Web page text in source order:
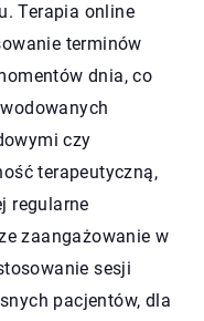
Terapia online
terminów
dnia, co
czy
terapeutyczną,
regularne
zaangażowanie w
sesji
pacjentów, dla